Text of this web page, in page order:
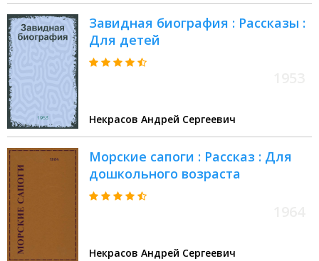
Завидная биография : Рассказы :
Для детей
Некрасов Андрей Сергеевич
Морские сапоги : Рассказ : Для
дошкольного возраста
Некрасов Андрей Сергеевич